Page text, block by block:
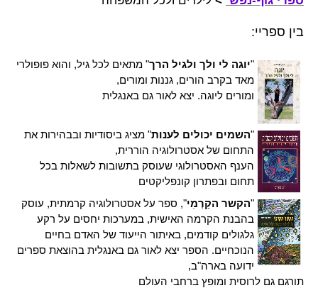
בין ספריי:
"יוגה לי ולך ולגיל הרך" מתאים לכל גיל, והוא פופולרי
מאד בקרב הורים, גננות ומורים,
ומורים ליוגה. יצא לאור גם באנגלית
"השמים יכולים לענות" מציג ביסודיות ובבהירות את
התחום של אסטרולוגיה הוררית,
הענף האסטרולוגי שעוסק בתשובות לשאלות בכל
תחום ובפתרון קונפליקטים
"הקשר הקַרְמִי", ספר על אסטרולוגיה קרמתית, עוסק
בהבנת הקרמה האישית, במערכות יחסים על רקע
גלגולים קודמים, באיתור הייעוד של האדם בחיים
הנוכחיים. הספר יצא לאור גם באנגלית בהוצאת ספרים
ידועה בארה"ב,
תורגם גם לרוסית ומופץ ברחבי העולם